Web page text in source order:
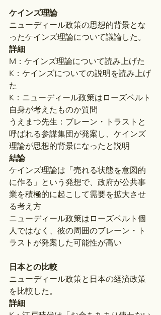
ケインズ理論
ニューディール政策の思想的背景とな
ったケインズ理論について議論した。
詳細
M：ケインズ理論について読み上げた
K：ケインズについての説明を読み上げ
た
K：ニューディール政策はローズベルト
自身が考えたものか質問
うえまつ先生：ブレーン・トラストと
呼ばれる参謀集団が発案し、ケインズ
理論が思想的背景になったと説明
結論
ケインズ理論は「売れる状態を意図的
に作る」という発想で、政府が公共事
業を積極的に起こして需要を拡大させ
る考え方
ニューディール政策はローズベルト個
人ではなく、彼の周囲のブレーン・ト
ラストが発案した可能性が高い
日本との比較
ニューディール政策と日本の経済政策
を比較した。
詳細